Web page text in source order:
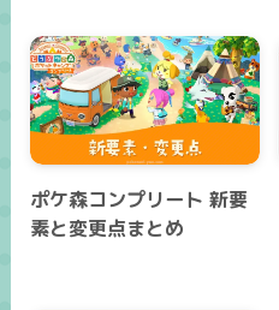
ポケ森コンプリート 新要
素と変更点まとめ